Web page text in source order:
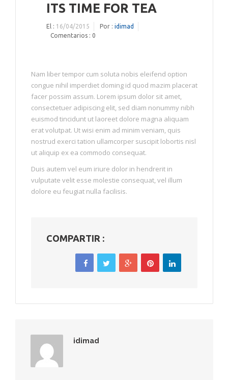
ITS TIME FOR TEA
El : 16/04/2015 Por : idimad
Comentarios : 0
Nam liber tempor cum soluta nobis eleifend option
congue nihil imperdiet doming id quod mazim placerat
facer possim assum. Lorem ipsum dolor sit amet,
consectetuer adipiscing elit, sed diam nonummy nibh
euismod tincidunt ut laoreet dolore magna aliquam
erat volutpat. Ut wisi enim ad minim veniam, quis
nostrud exerci tation ullamcorper suscipit lobortis nisl
ut aliquip ex ea commodo consequat.
Duis autem vel eum iriure dolor in hendrerit in
vulputate velit esse molestie consequat, vel illum
dolore eu feugiat nulla facilisis.
COMPARTIR :
idimad